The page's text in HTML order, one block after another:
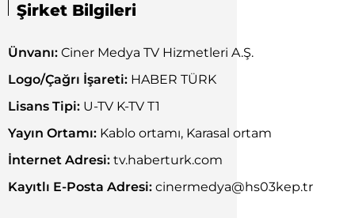
Şirket Bilgileri
Ünvanı: Ciner Medya TV Hizmetleri A.Ş.
Logo/Çağrı İşareti: HABER TÜRK
Lisans Tipi: U-TV K-TV T1
Yayın Ortamı: Kablo ortamı, Karasal ortam
İnternet Adresi: tv.haberturk.com
Kayıtlı E-Posta Adresi: cinermedya@hs03kep.tr